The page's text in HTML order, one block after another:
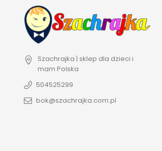
Szachrajka | sklep dla dzieci i
mam Polska
504525299
bok@szachrajka.com.pl